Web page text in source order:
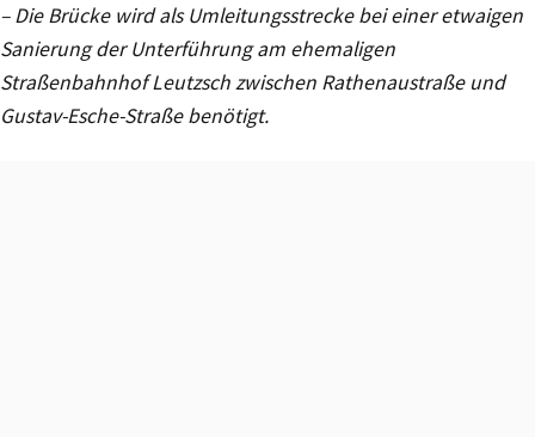
– Die Brücke wird als Umleitungsstrecke bei einer etwaigen
Sanierung der Unterführung am ehemaligen
Straßenbahnhof Leutzsch zwischen Rathenaustraße und
Gustav-Esche-Straße benötigt.